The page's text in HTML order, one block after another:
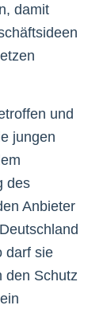
damit
und
jungen
des
Anbieter
darf sie
den Schutz